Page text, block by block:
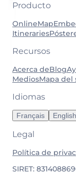
Producto
OnlineMap
Itineraries
Recursos
Acerca deBlog
MediosMapa del
Idiomas
Français English
Legal
Política de
SIRET: